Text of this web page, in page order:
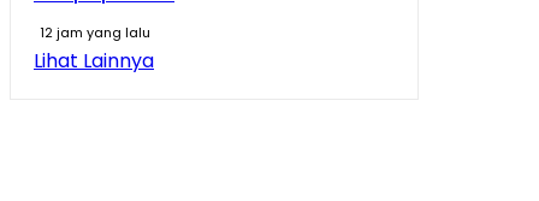
12 jam yang lalu
Lihat Lainnya